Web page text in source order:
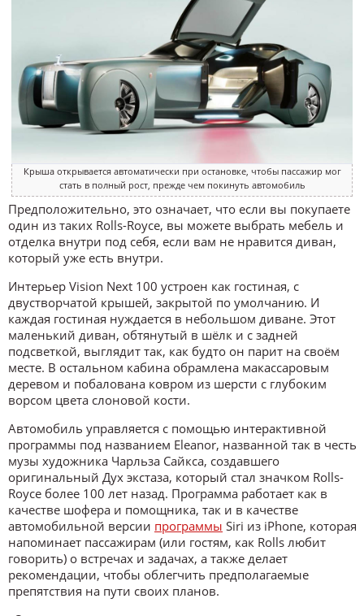
Крыша открывается автоматически при остановке, чтобы пассажир мог
стать в полный рост, прежде чем покинуть автомобиль
Предположительно, это означает, что если вы покупаете
один из таких Rolls-Royce, вы можете выбрать мебель и
отделка внутри под себя, если вам не нравится диван,
который уже есть внутри.
Интерьер Vision Next 100 устроен как гостиная, с
двустворчатой крышей, закрытой по умолчанию. И
каждая гостиная нуждается в небольшом диване. Этот
маленький диван, обтянутый в шёлк и с задней
подсветкой, выглядит так, как будто он парит на своём
месте. В остальном кабина обрамлена макассаровым
деревом и побалована ковром из шерсти с глубоким
ворсом цвета слоновой кости.
Автомобиль управляется с помощью интерактивной
программы под названием Eleanor, названной так в честь
музы художника Чарльза Сайкса, создавшего
оригинальный Дух экстаза, который стал значком Rolls-
Royce более 100 лет назад. Программа работает как в
качестве шофера и помощника, так и в качестве
автомобильной версии программы Siri из iPhone, которая
напоминает пассажирам (или гостям, как Rolls любит
говорить) о встречах и задачах, а также делает
рекомендации, чтобы облегчить предполагаемые
препятствия на пути своих планов.